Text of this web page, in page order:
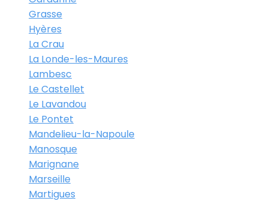
Grasse
Hyères
La Crau
La Londe-les-Maures
Lambesc
Le Castellet
Le Lavandou
Le Pontet
Mandelieu-la-Napoule
Manosque
Marignane
Marseille
Martigues